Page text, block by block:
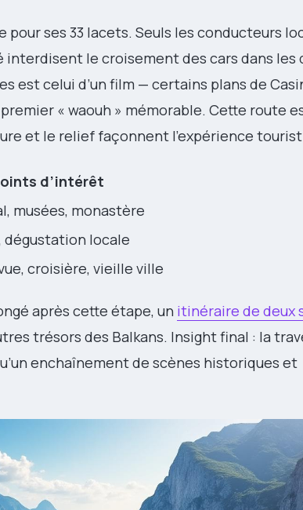
ses 33 lacets. Seuls les conducteurs
le croisement des cars dans les
est celui d’un film — certains plans de
« waouh » mémorable. Cette route
et le relief façonnent l’expérience
d’intérêt
musées, monastère
dégustation locale
croisière, vieille ville
après cette étape, un itinéraire de deux
trésors des Balkans. Insight final : la
enchaînement de scènes historiques et